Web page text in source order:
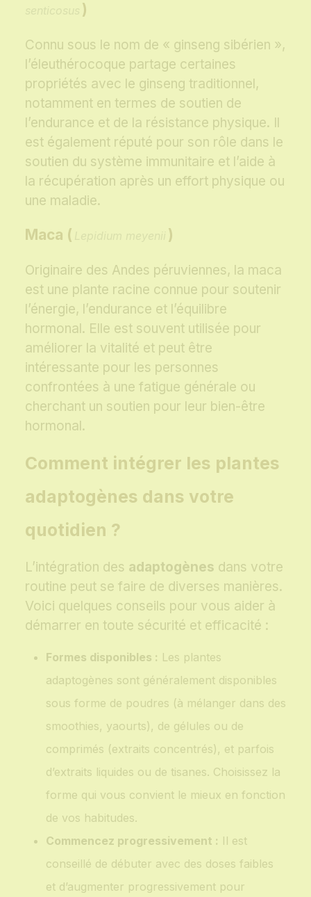
)
Connu sous le nom de « ginseng sibérien »,
l’éleuthérocoque partage certaines
propriétés avec le ginseng traditionnel,
notamment en termes de soutien de
l’endurance et de la résistance physique. Il
est également réputé pour son rôle dans le
soutien du système immunitaire et l’aide à
la récupération après un effort physique ou
une maladie.
Maca ( )
Originaire des Andes péruviennes, la maca
est une plante racine connue pour soutenir
l’énergie, l’endurance et l’équilibre
hormonal. Elle est souvent utilisée pour
améliorer la vitalité et peut être
intéressante pour les personnes
confrontées à une fatigue générale ou
cherchant un soutien pour leur bien-être
hormonal.
Comment intégrer les plantes
adaptogènes dans votre
quotidien ?
L’intégration des adaptogènes dans votre
routine peut se faire de diverses manières.
Voici quelques conseils pour vous aider à
démarrer en toute sécurité et efficacité :
Formes disponibles : Les plantes
adaptogènes sont généralement disponibles
sous forme de poudres (à mélanger dans des
smoothies, yaourts), de gélules ou de
comprimés (extraits concentrés), et parfois
d’extraits liquides ou de tisanes. Choisissez la
forme qui vous convient le mieux en fonction
de vos habitudes.
Commencez progressivement : Il est
conseillé de débuter avec des doses faibles
et d’augmenter progressivement pour